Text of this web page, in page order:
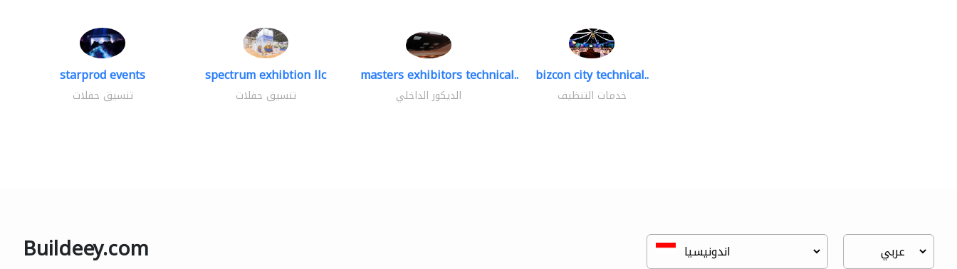
starprod events
تنسيق حفلات
spectrum exhibtion llc
تنسيق حفلات
masters exhibitors technical..
الديكور الداخلي
bizcon city technical..
خدمات التنظيف
Buildeey.com